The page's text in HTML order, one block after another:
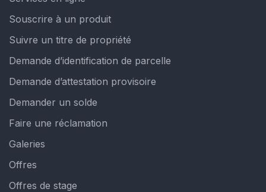
Souscrire à un produit
Suivre un titre de propriété
Demande d’identification de parcelle
Demande d’attestation provisoire
Demander un solde
Faire une réclamation
Galeries
Offres
Offres de stage